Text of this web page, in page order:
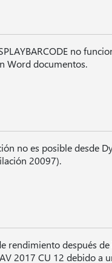
no
Word documentos.
no es posible desde
20097).
rendimiento después
2017 CU 12 debido a